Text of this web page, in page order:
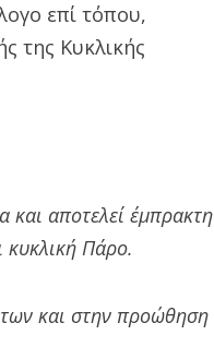
επί τόπου,
της Κυκλικής
και αποτελεί έμπρακτη
κυκλική Πάρο.
και στην προώθηση